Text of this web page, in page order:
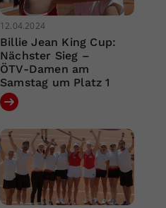
12.04.2024
Billie Jean King Cup:
Nächster Sieg –
ÖTV-Damen am
Samstag um Platz 1